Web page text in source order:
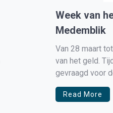
Week van
Medemblik
Van 28 maart
van het geld.
gevraagd voor
jongeren in de
besteedt
Read More